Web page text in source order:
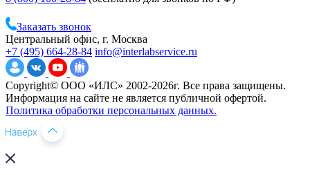
Заказать звонок
Центральный офис, г. Москва
+7 (495) 664-28-84 info@interlabservice.ru
Copyright© ООО «ИЛС» 2002-2026г. Все права защищены.
Информация на сайте не является публичной офертой.
Политика обработки персональных данных.